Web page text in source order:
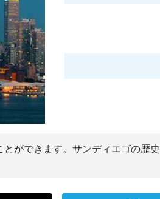
ができます。サンディエゴの歴